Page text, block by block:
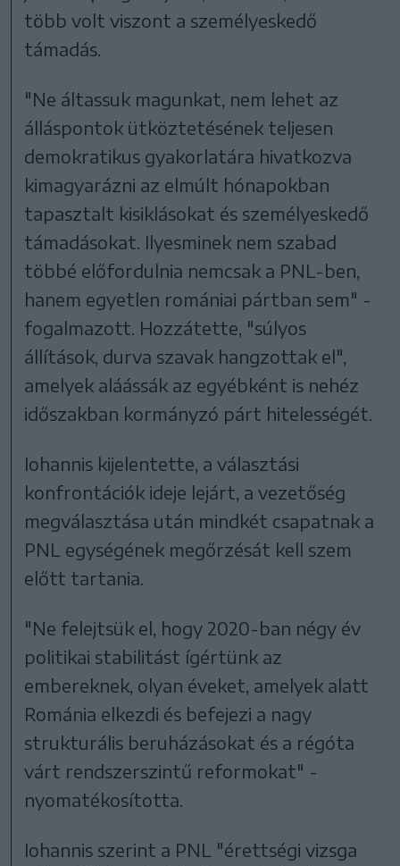
több volt viszont a személyeskedő
támadás.
"Ne áltassuk magunkat, nem lehet az
álláspontok ütköztetésének teljesen
demokratikus gyakorlatára hivatkozva
kimagyarázni az elmúlt hónapokban
tapasztalt kisiklásokat és személyeskedő
támadásokat. Ilyesminek nem szabad
többé előfordulnia nemcsak a PNL-ben,
hanem egyetlen romániai pártban sem" -
fogalmazott. Hozzátette, "súlyos
állítások, durva szavak hangzottak el",
amelyek aláássák az egyébként is nehéz
időszakban kormányzó párt hitelességét.
Iohannis kijelentette, a választási
konfrontációk ideje lejárt, a vezetőség
megválasztása után mindkét csapatnak a
PNL egységének megőrzésát kell szem
előtt tartania.
"Ne felejtsük el, hogy 2020-ban négy év
politikai stabilitást ígértünk az
embereknek, olyan éveket, amelyek alatt
Románia elkezdi és befejezi a nagy
strukturális beruházásokat és a régóta
várt rendszerszintű reformokat" -
nyomatékosította.
Iohannis szerint a PNL "érettségi vizsga